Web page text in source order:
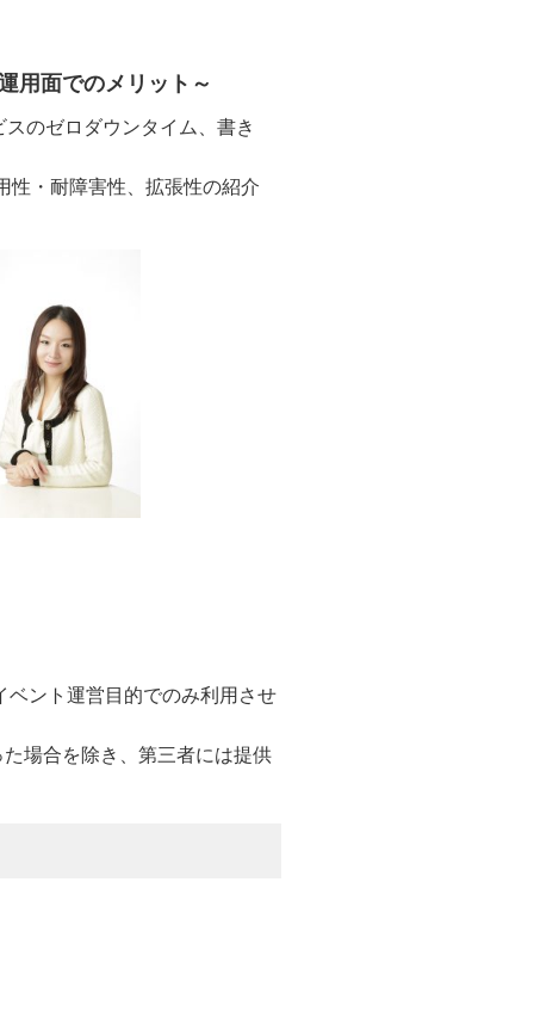
用面でのメリット～
のゼロダウンタイム、書き
性・耐障害性、拡張性の紹介
ント運営目的でのみ利用させ
場合を除き、第三者には提供